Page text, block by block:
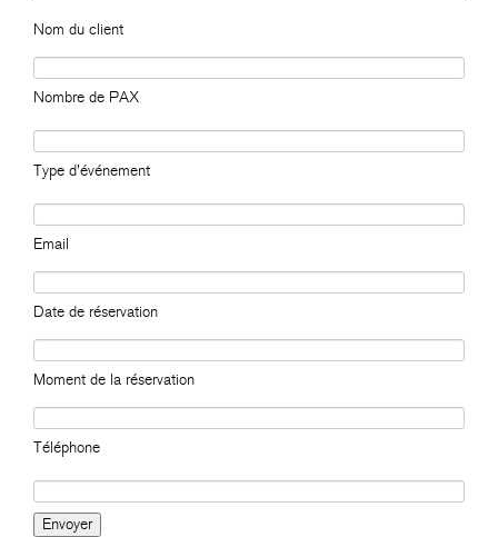
Nom du client
Nombre de PAX
Type d'événement
Email
Date de réservation
Moment de la réservation
Téléphone